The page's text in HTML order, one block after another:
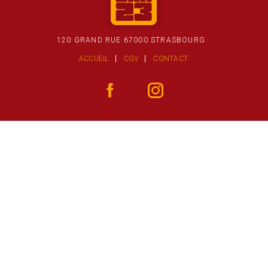
120 GRAND RUE 67000 STRASBOURG
ACCUEIL CGV CONTACT